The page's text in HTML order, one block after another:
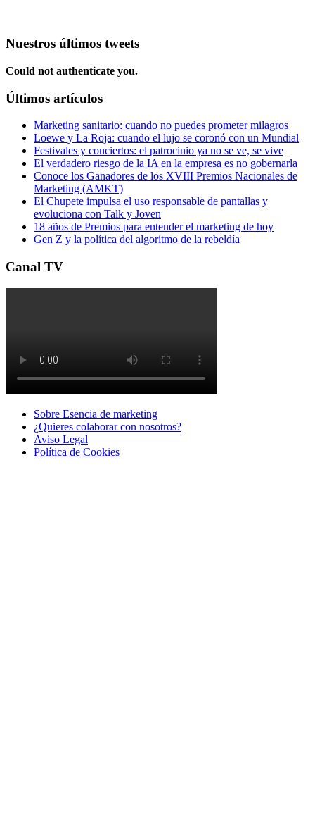
Nuestros últimos tweets
Could not authenticate you.
Últimos artículos
Marketing sanitario: cuando no puedes prometer milagros
Loewe y La Roja: cuando el lujo se coronó con un Mundial
Festivales y conciertos: el patrocinio ya no se ve, se vive
El verdadero riesgo de la IA en la empresa es no gobernarla
Conoce los Ganadores de los XVIII Premios Nacionales de
Marketing (AMKT)
El Chupete impulsa el uso responsable de pantallas y
evoluciona con Talk y Joven
18 años de Premios para entender el marketing de hoy
Gen Z y la política del algoritmo de la rebeldía
Canal TV
Sobre Esencia de marketing
¿Quieres colaborar con nosotros?
Aviso Legal
Polí­tica de Cookies